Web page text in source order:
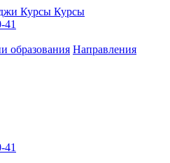
Курсы Курсы
41
образования Направления
41